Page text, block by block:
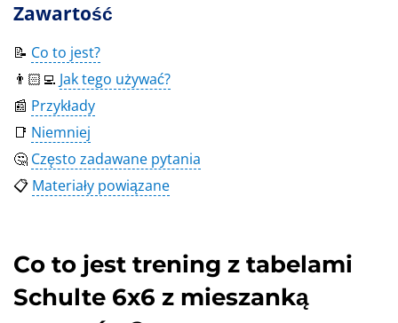
Zawartość
📝 Co to jest?
👨🏻‍💻 Jak tego używać?
📰 Przykłady
📑 Niemniej
🤔 Często zadawane pytania
📋 Materiały powiązane
Co to jest trening z tabelami
Schulte 6x6 z mieszanką